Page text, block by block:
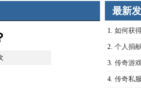
最新
1. 如何获
2. 个人捐
3. 传奇游
秘
4. 传奇私